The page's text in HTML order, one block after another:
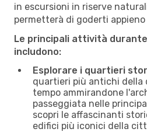
in escursioni in riserve
permetterà di goderti
Le principali attività
includono:
Esplorare i quartieri
quartieri più antichi della
tempo ammirandone
passeggiata nelle
scopri le affascinanti
edifici più iconici della